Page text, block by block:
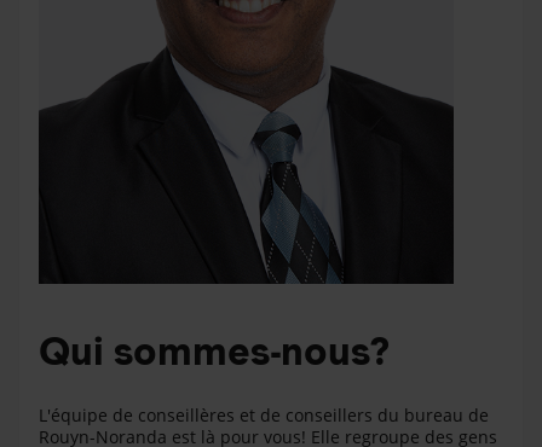
Qui sommes-nous?
L'équipe de conseillères et de conseillers du bureau de
Rouyn-Noranda est là pour vous! Elle regroupe des gens